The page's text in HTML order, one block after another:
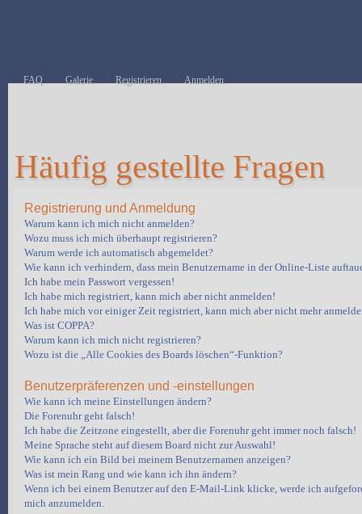
FAQ Galerie Registrieren Anmelden
Häufig gestellte Fragen
Registrierung und Anmeldung
Warum kann ich mich nicht anmelden?
Wozu muss ich mich überhaupt registrieren?
Warum werde ich automatisch abgemeldet?
Wie kann ich verhindern, dass mein Benutzername in der Online-Liste
Ich habe mein Passwort vergessen!
Ich habe mich registriert, kann mich aber nicht anmelden!
Ich habe mich vor einiger Zeit registriert, kann mich aber nicht mehr
Was ist COPPA?
Warum kann ich mich nicht registrieren?
Wozu ist die „Alle Cookies des Boards löschen“-Funktion?
Benutzerpräferenzen und -einstellungen
Wie kann ich meine Einstellungen ändern?
Die Forenuhr geht falsch!
Ich habe die Zeitzone eingestellt, aber die Forenuhr geht immer noch falsch!
Meine Sprache steht auf diesem Board nicht zur Auswahl!
Wie kann ich ein Bild bei meinem Benutzernamen anzeigen?
Was ist mein Rang und wie kann ich ihn ändern?
Wenn ich bei einem Benutzer auf den E-Mail-Link klicke, werde ich
mich anzumelden.